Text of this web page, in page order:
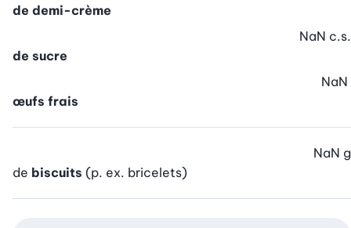
de demi-crème
de sucre
NaN c.s.
œufs frais
NaN
de biscuits (p. ex. bricelets)
NaN g